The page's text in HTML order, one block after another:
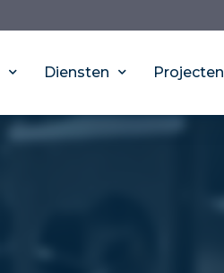
Diensten Projecten